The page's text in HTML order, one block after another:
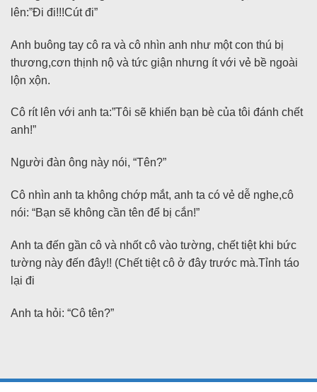
lên:”Đi đi!!!Cút đi”
Anh buông tay cô ra và cô nhìn anh như một con thú bị
thương,cơn thịnh nộ và tức giận nhưng ít với vẻ bề ngoài
lộn xộn.
Cô rít lên với anh ta:”Tôi sẽ khiến bạn bè của tôi đánh chết
anh!”
Người đàn ông này nói, “Tên?”
Cô nhìn anh ta không chớp mắt, anh ta có vẻ dễ nghe,cô
nói: “Bạn sẽ không cần tên để bị cắn!”
Anh ta đến gần cô và nhốt cô vào tường, chết tiệt khi bức
tường này đến đây!! (Chết tiệt cô ở đây trước mà.Tỉnh táo
lại đi
Anh ta hỏi: “Cô tên?”